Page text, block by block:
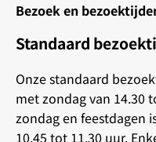
Bezoek en
Standaard
Onze standaard
met zondag van 14.30
zondag en feestdagen
10.45 tot 11.30 uur.